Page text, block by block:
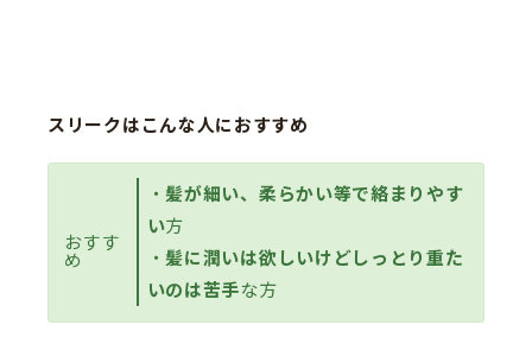
スリークはこんな人におすすめ
おすす
め
・髪が細い、柔らかい等で絡まりやす
い方
・髪に潤いは欲しいけどしっとり重た
いのは苦手な方